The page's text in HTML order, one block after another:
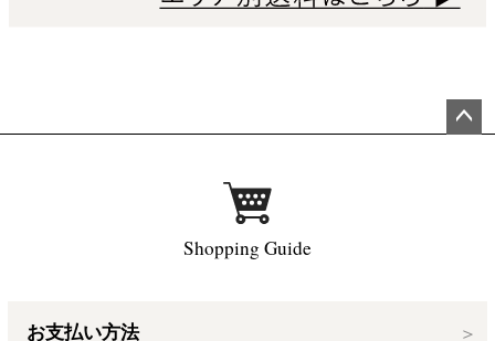
Shopping Guide
お支払い方法